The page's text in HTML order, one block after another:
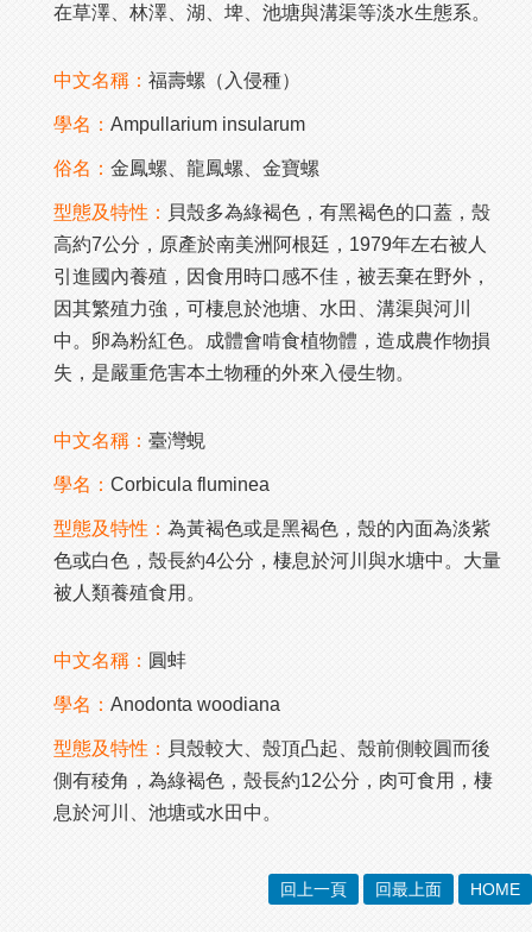
在草澤、林澤、湖、埤、池塘與溝渠等淡水生態系。
中文名稱： 福壽螺（入侵種）
學名： Ampullarium insularum
俗名： 金鳳螺、龍鳳螺、金寶螺
型態及特性： 貝殼多為綠褐色，有黑褐色的口蓋，殼
高約7公分，原產於南美洲阿根廷，1979年左右被人
引進國內養殖，因食用時口感不佳，被丟棄在野外，
因其繁殖力強，可棲息於池塘、水田、溝渠與河川
中。卵為粉紅色。成體會啃食植物體，造成農作物損
失，是嚴重危害本土物種的外來入侵生物。
中文名稱： 臺灣蜆
學名： Corbicula fluminea
型態及特性： 為黃褐色或是黑褐色，殼的內面為淡紫
色或白色，殼長約4公分，棲息於河川與水塘中。大量
被人類養殖食用。
中文名稱： 圓蚌
學名： Anodonta woodiana
型態及特性： 貝殼較大、殼頂凸起、殼前側較圓而後
側有稜角，為綠褐色，殼長約12公分，肉可食用，棲
息於河川、池塘或水田中。
回上一頁 回最上面 HOME